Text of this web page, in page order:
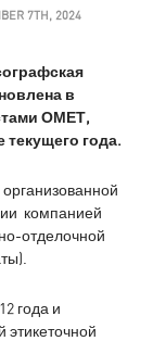
7TH, 2024
в
ОМЕТ,
текущего года.
компанией
отделочной
года и
этикеточной